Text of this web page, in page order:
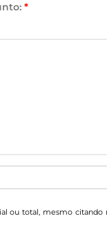
*
ou total, mesmo